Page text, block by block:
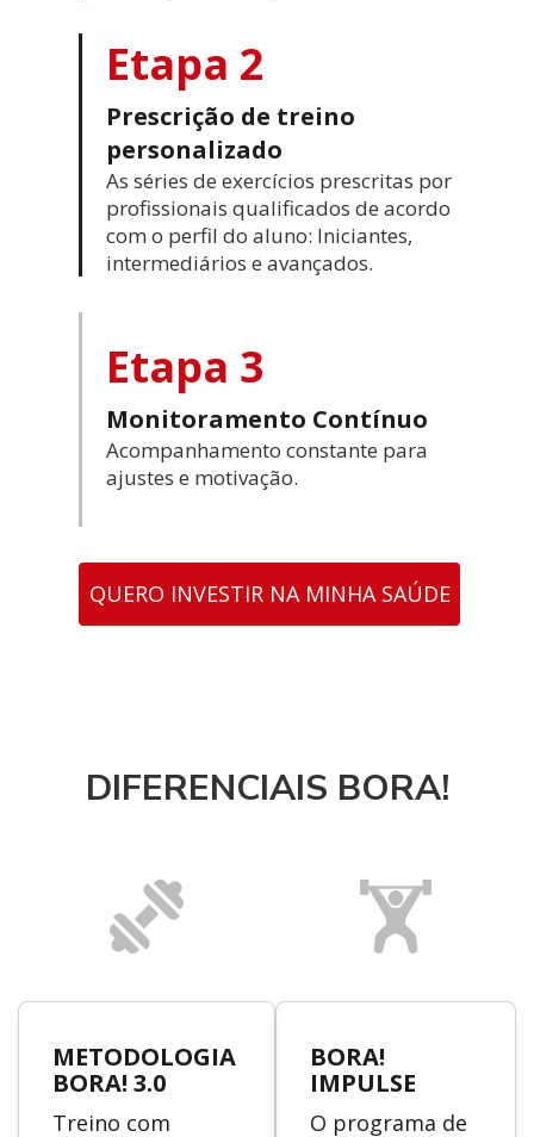
Etapa 2
Prescrição de treino
personalizado
As séries de exercícios prescritas por
profissionais qualificados de acordo
com o perfil do aluno: Iniciantes,
intermediários e avançados.
Etapa 3
Monitoramento Contínuo
Acompanhamento constante para
ajustes e motivação.
QUERO INVESTIR NA MINHA SAÚDE
DIFERENCIAIS BORA!
METODOLOGIA
BORA! 3.0
Treino com
BORA!
IMPULSE
O programa de